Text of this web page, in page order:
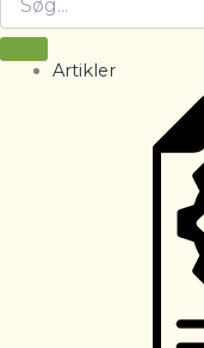
Artikler